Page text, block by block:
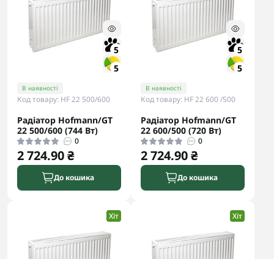
5
5
В наявності
Код товару: HF 22 500/600
Радіатор Hofmann/GT
22 500/600 (744 Вт)
0
2 724.90 ₴
До кошика
5
5
В наявності
Код товару: HF 22 600 /500
Радіатор Hofmann/GT
22 600/500 (720 Вт)
0
2 724.90 ₴
До кошика
Хіт Хіт